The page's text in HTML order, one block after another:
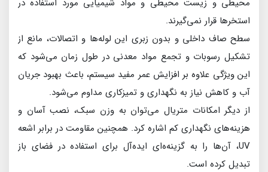
محیطی و زیست محیطی و مواد شیمیایی مورد استفاده در
استخرها قرار نمی‌گیرند.
سطح صاف داخلی و بدون زبری این لوله‌ها و اتصالات، مانع از
تشکیل رسوبات و تجمع مواد معدنی در طول زمان می‌شود که
این ویژگی علاوه بر افزایش عمر مفید سیستم، باعث بهبود جریان
آب و کاهش نیاز به نگهداری و تمیزکاری مداوم می‌شود.
از دیگر امکانات متریال می‌توان به وزن سبک، نصب آسان و
هزینه‌های نگهداری کم اشاره کرد. همچنین مقاومت در برابر اشعه
UV، آن‌ها را به گزینه‌ه‌ای ایده‌آل برای استفاده در فضای باز
تبدیل کرده است.